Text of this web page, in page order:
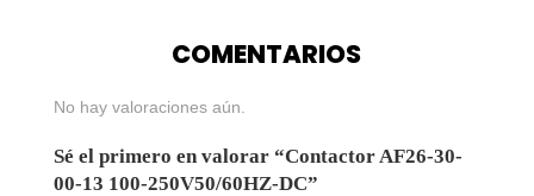
COMENTARIOS
No hay valoraciones aún.
Sé el primero en valorar “Contactor AF26-30-
00-13 100-250V50/60HZ-DC”